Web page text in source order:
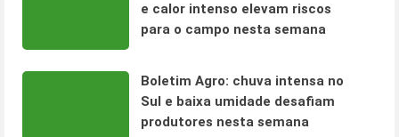
e calor intenso elevam riscos
para o campo nesta semana
Boletim Agro: chuva intensa no
Sul e baixa umidade desafiam
produtores nesta semana